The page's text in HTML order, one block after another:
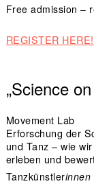
Free admission –
REGISTER HERE!
„Science
Movement Lab
Erforschung der
und Tanz – wie
erleben und
Tanzkünstlerinnen